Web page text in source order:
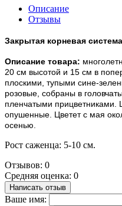
Описание
Отзывы
Закрытая корневая система
Описание товара:
20 см высотой и 15 см в
плоскими, тупыми сине-
розовые, собраны в
пленчатыми прицветниками.
опушенные. Цветет с мая
осенью.
Рост саженца: 5-10 см.
Отзывов: 0
Средняя оценка: 0
Написать отзыв
Ваше имя: